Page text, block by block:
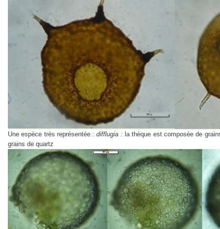
Une espèce très représentée :difflugia : la thèque est composée de
grains de quartz